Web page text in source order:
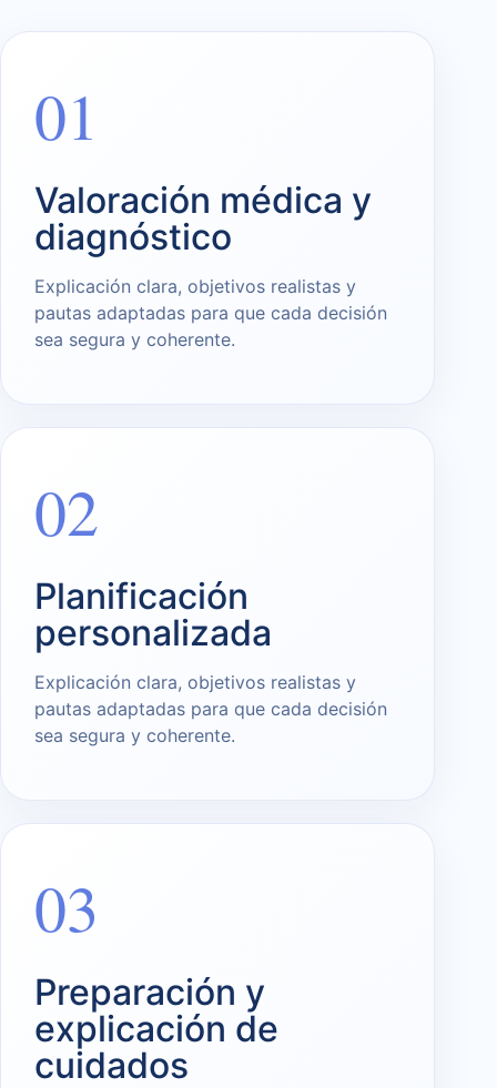
01
Valoración médica y
diagnóstico
Explicación clara, objetivos realistas y
pautas adaptadas para que cada decisión
sea segura y coherente.
02
Planificación
personalizada
Explicación clara, objetivos realistas y
pautas adaptadas para que cada decisión
sea segura y coherente.
03
Preparación y
explicación de
cuidados